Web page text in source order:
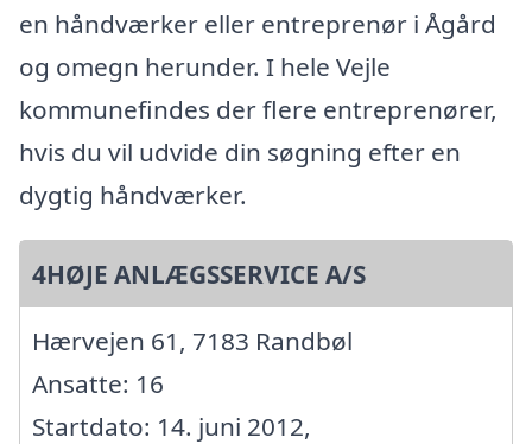
en håndværker eller entreprenør i Ågård
og omegn herunder. I hele Vejle
kommunefindes der flere entreprenører,
hvis du vil udvide din søgning efter en
dygtig håndværker.
4HØJE ANLÆGSSERVICE A/S
Hærvejen 61, 7183 Randbøl
Ansatte: 16
Startdato: 14. juni 2012,